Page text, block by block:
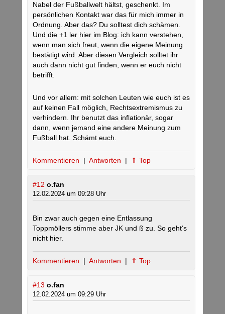
Nabel der Fußballwelt hältst, geschenkt. Im
persönlichen Kontakt war das für mich immer in
Ordnung. Aber das? Du solltest dich schämen.
Und die +1 ler hier im Blog: ich kann verstehen,
wenn man sich freut, wenn die eigene Meinung
bestätigt wird. Aber diesen Vergleich solltet ihr
auch dann nicht gut finden, wenn er euch nicht
betrifft.
Und vor allem: mit solchen Leuten wie euch ist es
auf keinen Fall möglich, Rechtsextremismus zu
verhindern. Ihr benutzt das inflationär, sogar
dann, wenn jemand eine andere Meinung zum
Fußball hat. Schämt euch.
Kommentieren | Antworten | ⇑ Top
#12 o.fan
12.02.2024 um 09:28 Uhr
Bin zwar auch gegen eine Entlassung
Toppmöllers stimme aber JK und ß zu. So geht‘s
nicht hier.
Kommentieren | Antworten | ⇑ Top
#13 o.fan
12.02.2024 um 09:29 Uhr